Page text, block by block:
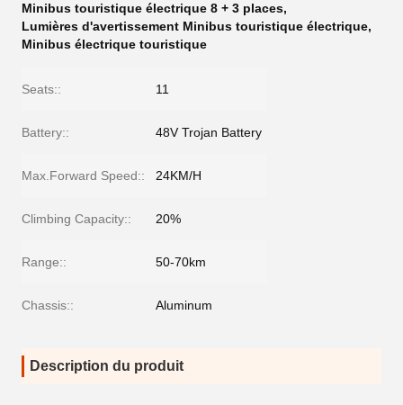
Minibus touristique électrique 8 + 3 places,
Lumières d'avertissement Minibus touristique électrique,
Minibus électrique touristique
Seats:: 11
Battery:: 48V Trojan Battery
Max.Forward Speed:: 24KM/H
Climbing Capacity:: 20%
Range:: 50-70km
Chassis:: Aluminum
Description du produit